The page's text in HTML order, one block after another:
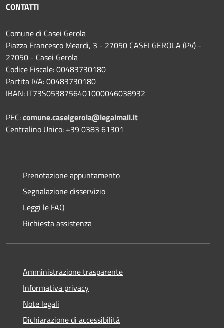
CONTATTI
Comune di Casei Gerola
Piazza Francesco Meardi, 3 - 27050 CASEI GEROLA (PV) -
27050 - Casei Gerola
Codice Fiscale: 00483730180
Partita IVA: 00483730180
IBAN: IT73S0538756401000046038932
PEC:comune.caseigerola@legalmail.it
Centralino Unico: +39 0383 61301
Prenotazione appuntamento
Segnalazione disservizio
Leggi le FAQ
Richiesta assistenza
Amministrazione trasparente
Informativa privacy
Note legali
Dichiarazione di accessibilità